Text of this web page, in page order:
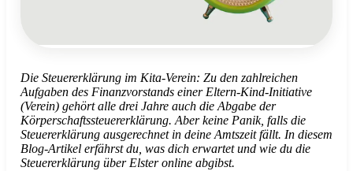
Die Steuererklärung im Kita-Verein: Zu den zahlreichen
Aufgaben des Finanzvorstands einer Eltern-Kind-Initiative
(Verein) gehört alle drei Jahre auch die Abgabe der
Körperschaftssteuererklärung. Aber keine Panik, falls die
Steuererklärung ausgerechnet in deine Amtszeit fällt. In diesem
Blog-Artikel erfährst du, was dich erwartet und wie du die
Steuererklärung über Elster online abgibst.